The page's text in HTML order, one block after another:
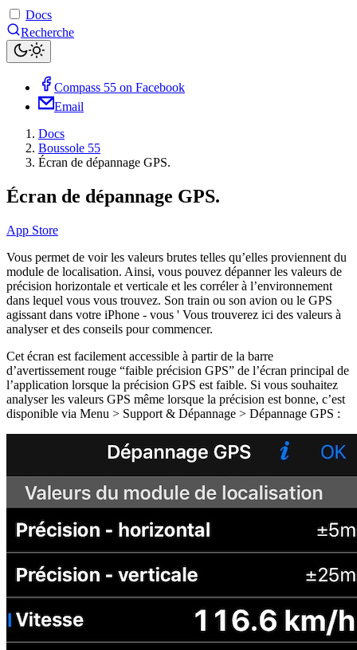
Docs
Recherche
Compass 55 on Facebook
Email
Docs
Boussole 55
Écran de dépannage GPS.
Écran de dépannage GPS.
App Store
Vous permet de voir les valeurs brutes telles qu’elles proviennent du
module de localisation. Ainsi, vous pouvez dépanner les valeurs de
précision horizontale et verticale et les corréler à l’environnement
dans lequel vous vous trouvez. Son train ou son avion ou le GPS
agissant dans votre iPhone - vous ' Vous trouverez ici des valeurs à
analyser et des conseils pour commencer.
Cet écran est facilement accessible à partir de la barre
d’avertissement rouge “faible précision GPS” de l’écran principal de
l’application lorsque la précision GPS est faible. Si vous souhaitez
analyser les valeurs GPS même lorsque la précision est bonne, c’est
disponible via Menu > Support & Dépannage > Dépannage GPS :